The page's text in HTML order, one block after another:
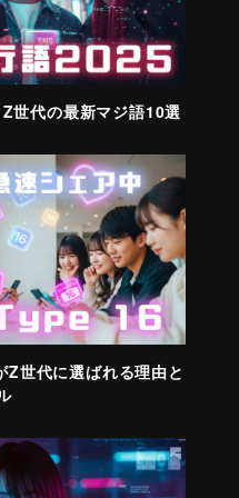
世代の最新マジ語10選
世代に選ばれる理由と